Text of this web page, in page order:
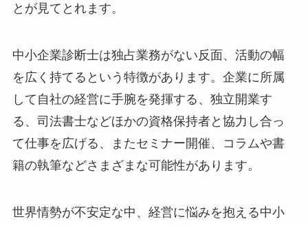
とが見てとれます。
中小企業診断士は独占業務がない反面、活動の幅
を広く持てるという特徴があります。企業に所属
して自社の経営に手腕を発揮する、独立開業す
る、司法書士などほかの資格保持者と協力し合っ
て仕事を広げる、またセミナー開催、コラムや書
籍の執筆などさまざまな可能性があります。
世界情勢が不安定な中、経営に悩みを抱える中小